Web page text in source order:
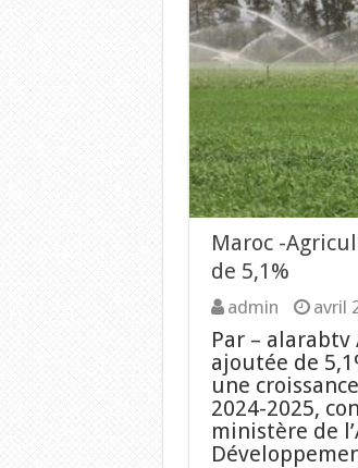
Maroc -
de 5,1%
admin avril
Par –
ajoutée de
une
2024-2025,
ministère de